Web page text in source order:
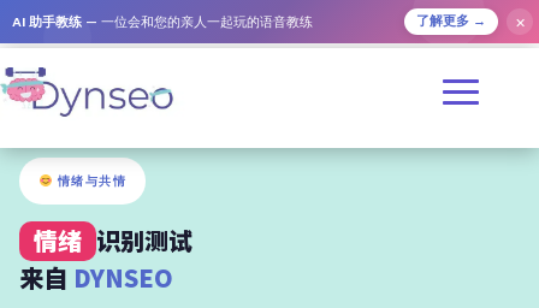
AI 助手教练 — 一位会和您的亲人一起玩的语音教练 了解更多 → ✕
情绪与共情
情绪 识别测试
来自 DYNSEO